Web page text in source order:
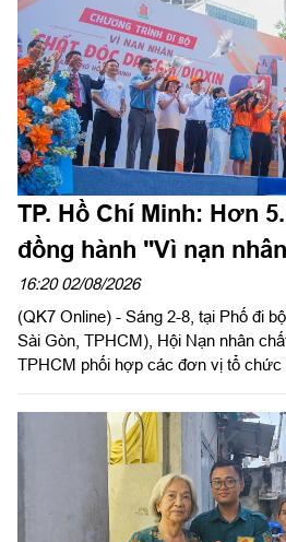
TP. Hồ Chí Minh: Hơn
đồng hành "Vì nạn
cam"
16:20 02/08/2026
(QK7 Online) - Sáng 2-8, tại Phố đi
Sài Gòn, TPHCM), Hội Nạn nhân
TPHCM phối hợp các đơn vị tổ chức
năm Ngày Thảm họa da cam ở Việt